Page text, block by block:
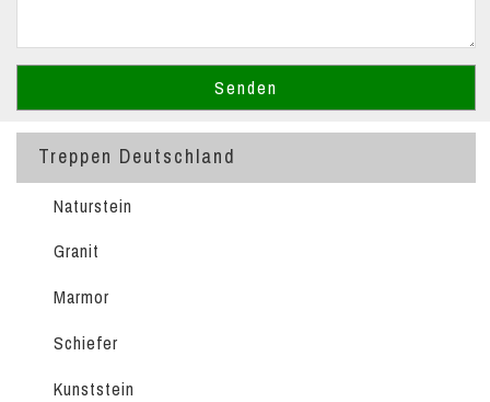
Treppen Deutschland
Naturstein
Granit
Marmor
Schiefer
Kunststein